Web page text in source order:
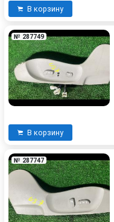
В корзину
№ 287749
В корзину
№ 287747